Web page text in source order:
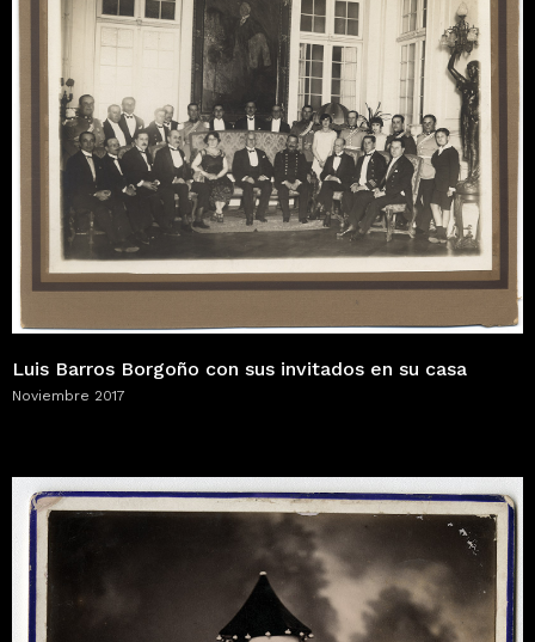
Luis Barros Borgoño con sus invitados en su casa
Noviembre 2017